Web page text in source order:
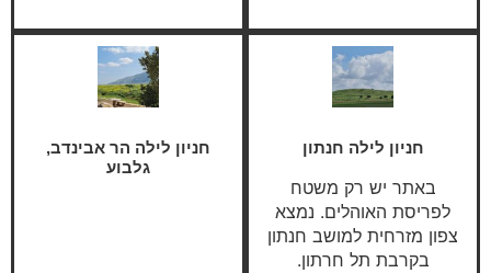
חניון לילה חנתון
באתר יש רק משטח
לפריסת האוהלים. נמצא
צפון מזרחית למושב חנתון
בקרבת תל חרתון.
חניון לילה הר אבינדב,
גלבוע